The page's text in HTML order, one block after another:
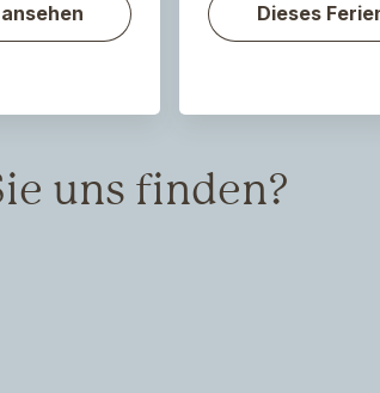
Dieses
uns finden?